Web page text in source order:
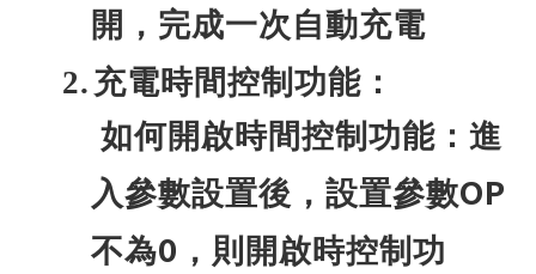
開，完成一次自動充電
2. 充電時間控制功能：
如何開啟時間控制功能：進
入參數設置後，設置參數OP
不為0 ，則開啟時控制功